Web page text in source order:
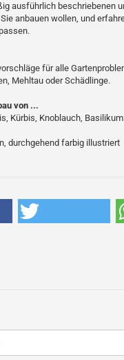
ausführlich beschriebenen
anbauen wollen, und
für alle
Mehltau oder Schädlinge.
von ...
Kürbis, Knoblauch,
durchgehend farbig illustriert